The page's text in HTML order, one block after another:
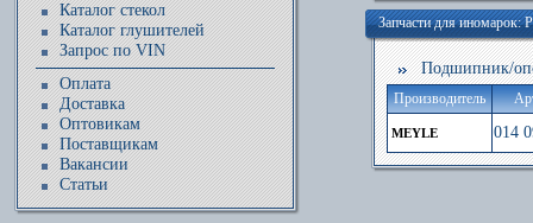
Каталог стекол
Каталог глушителей
Запрос по VIN
Оплата
Доставка
Оптовикам
Поставщикам
Вакансии
Статьи
Запчасти для иномарок:
Подшипник/
Производитель
MEYLE 014